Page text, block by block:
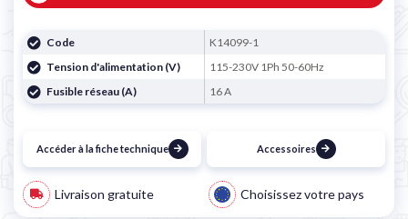
Code
K14099-1
Tension d'alimentation (V)
115-230V 1Ph 50-60Hz
Fusible réseau (A)
16 A
Accéder à la fiche technique Accessoires
Livraison gratuite Choisissez votre pays